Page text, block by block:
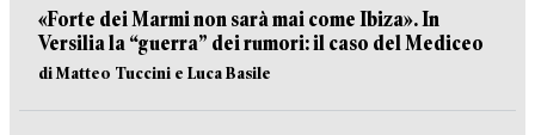
«Forte dei Marmi non sarà mai come Ibiza». In
Versilia la “guerra” dei rumori: il caso del Mediceo
di Matteo Tuccini e Luca Basile